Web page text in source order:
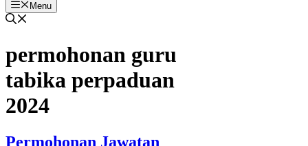
Menu
permohonan guru
tabika perpaduan
2024
Permohonan Jawatan